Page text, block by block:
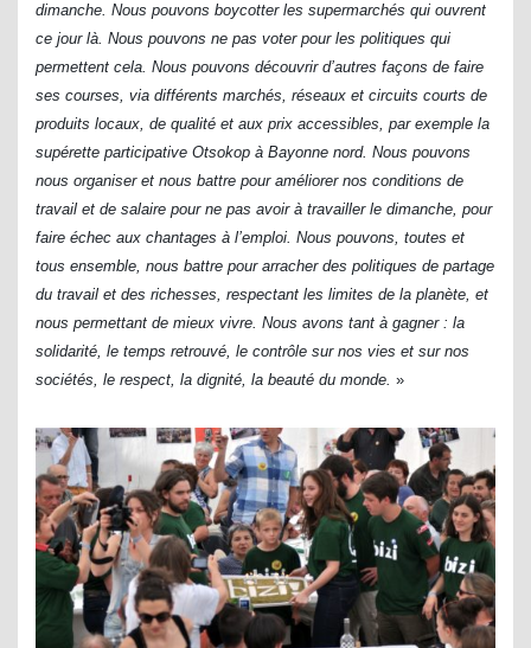
dimanche. Nous pouvons boycotter les supermarchés qui ouvrent
ce jour là. Nous pouvons ne pas voter pour les politiques qui
permettent cela. Nous pouvons découvrir d’autres façons de faire
ses courses, via différents marchés, réseaux et circuits courts de
produits locaux, de qualité et aux prix accessibles, par exemple la
supérette participative Otsokop à Bayonne nord. Nous pouvons
nous organiser et nous battre pour améliorer nos conditions de
travail et de salaire pour ne pas avoir à travailler le dimanche, pour
faire échec aux chantages à l’emploi. Nous pouvons, toutes et
tous ensemble, nous battre pour arracher des politiques de partage
du travail et des richesses, respectant les limites de la planète, et
nous permettant de mieux vivre. Nous avons tant à gagner : la
solidarité, le temps retrouvé, le contrôle sur nos vies et sur nos
sociétés, le respect, la dignité, la beauté du monde. »